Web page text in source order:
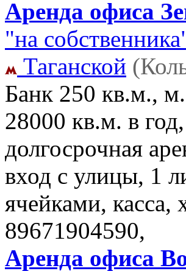
Аренда офиса
"на
Таганской
Банк 250 кв.м.,
28000 кв.м. в
долгосрочная
вход с улицы, 1
ячейками,
89671904590,
Аренда офиса